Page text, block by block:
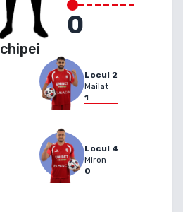
0
Locul 2
Mailat
1
Locul 4
Miron
0